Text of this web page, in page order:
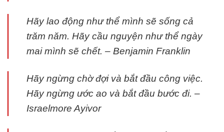
Hãy lao động như thể mình sẽ sống cả
trăm năm. Hãy cầu nguyện như thể ngày
mai mình sẽ chết. – Benjamin Franklin
Hãy ngừng chờ đợi và bắt đầu công việc.
Hãy ngừng ước ao và bắt đầu bước đi. –
Israelmore Ayivor